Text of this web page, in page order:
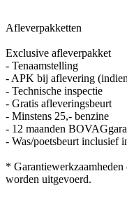
Afleverpakketten
Exclusive afleverpakket
- Tenaamstelling
- APK bij aflevering
- Technische inspectie
- Gratis afleveringsbeurt
- Minstens 25,- benzine
- 12 maanden
- Was/poetsbeurt inclusief
*
worden uitgevoerd.